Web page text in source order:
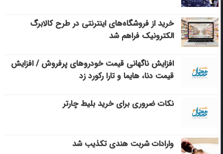
خرید از فروشگاه‌های اینترنتی در طرح کالابرگ
الکترونیک فراهم شد
افزایش ناگهانی قیمت خودروهای پرفروش / افزایش
قیمت دنا، هایما و تارا رکورد زد
نکات ضروری برای خرید بلیط چارتر
وارادات شربت هندی تکذیب شد